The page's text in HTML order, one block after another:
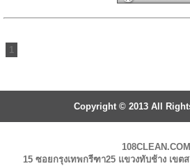
1
Copyright © 2013 All
108CLEAN.COM
15 ซอยกรุงเทพกรีฑา25 แขวงทับช้าง เขต